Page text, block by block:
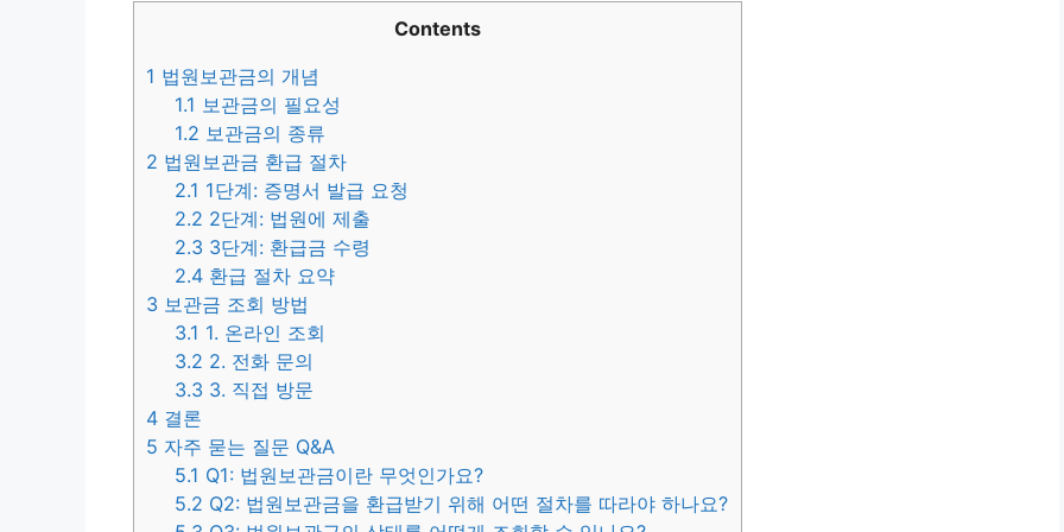
Contents
1 법원보관금의 개념
1.1 보관금의 필요성
1.2 보관금의 종류
2 법원보관금 환급 절차
2.1 1단계: 증명서 발급 요청
2.2 2단계: 법원에 제출
2.3 3단계: 환급금 수령
2.4 환급 절차 요약
3 보관금 조회 방법
3.1 1. 온라인 조회
3.2 2. 전화 문의
3.3 3. 직접 방문
4 결론
5 자주 묻는 질문 Q&A
5.1 Q1: 법원보관금이란 무엇인가요?
5.2 Q2: 법원보관금을 환급받기 위해 어떤 절차를 따라야 하나요?